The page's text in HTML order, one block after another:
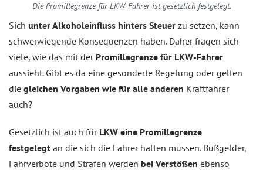
Die Promillegrenze für LKW-Fahrer ist gesetzlich festgelegt.
Sich unter Alkoholeinfluss hinters Steuer zu setzen, kann
schwerwiegende Konsequenzen haben. Daher fragen sich
viele, wie das mit der Promillegrenze für LKW-Fahrer
aussieht. Gibt es da eine gesonderte Regelung oder gelten
die gleichen Vorgaben wie für alle anderen Kraftfahrer
auch?
Gesetzlich ist auch für LKW eine Promillegrenze
festgelegt an die sich die Fahrer halten müssen. Bußgelder,
Fahrverbote und Strafen werden bei Verstößen ebenso